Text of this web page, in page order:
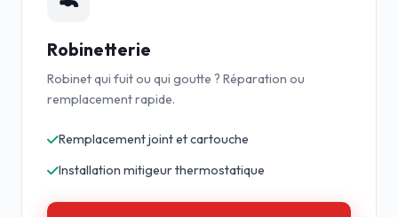
Robinetterie
Robinet qui fuit ou qui goutte ? Réparation ou
remplacement rapide.
Remplacement joint et cartouche
Installation mitigeur thermostatique